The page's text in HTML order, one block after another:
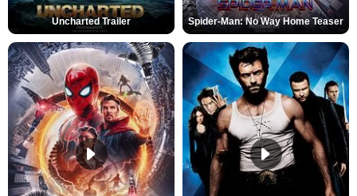
Uncharted Trailer Spider-Man: No Way Home Teaser